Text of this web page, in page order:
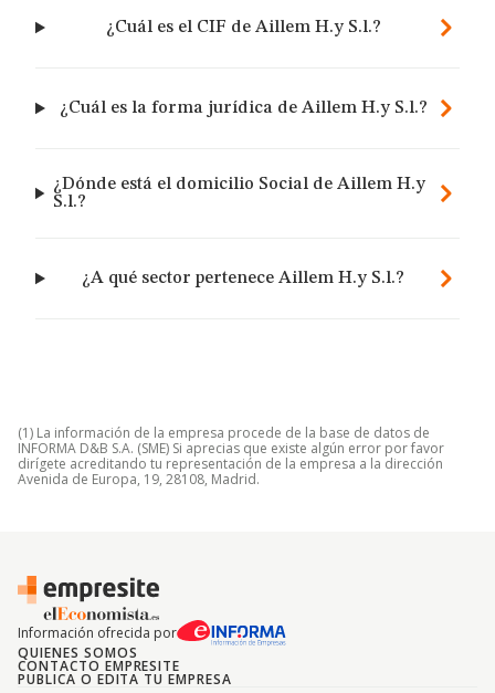
¿Cuál es el CIF de Aillem H.y S.l.?
¿Cuál es la forma jurídica de Aillem H.y S.l.?
¿Dónde está el domicilio Social de Aillem H.y
S.l.?
¿A qué sector pertenece Aillem H.y S.l.?
(1) La información de la empresa procede de la base de datos de
INFORMA D&B S.A. (SME) Si aprecias que existe algún error por favor
dirígete acreditando tu representación de la empresa a la dirección
Avenida de Europa, 19, 28108, Madrid.
Información ofrecida por
QUIENES SOMOS
CONTACTO EMPRESITE
PUBLICA O EDITA TU EMPRESA